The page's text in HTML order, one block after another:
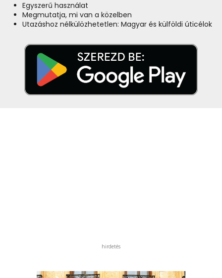
Egyszerű használat
Megmutatja, mi van a közelben
Utazáshoz nélkülözhetetlen: Magyar és külföldi úticélok
hirdetés